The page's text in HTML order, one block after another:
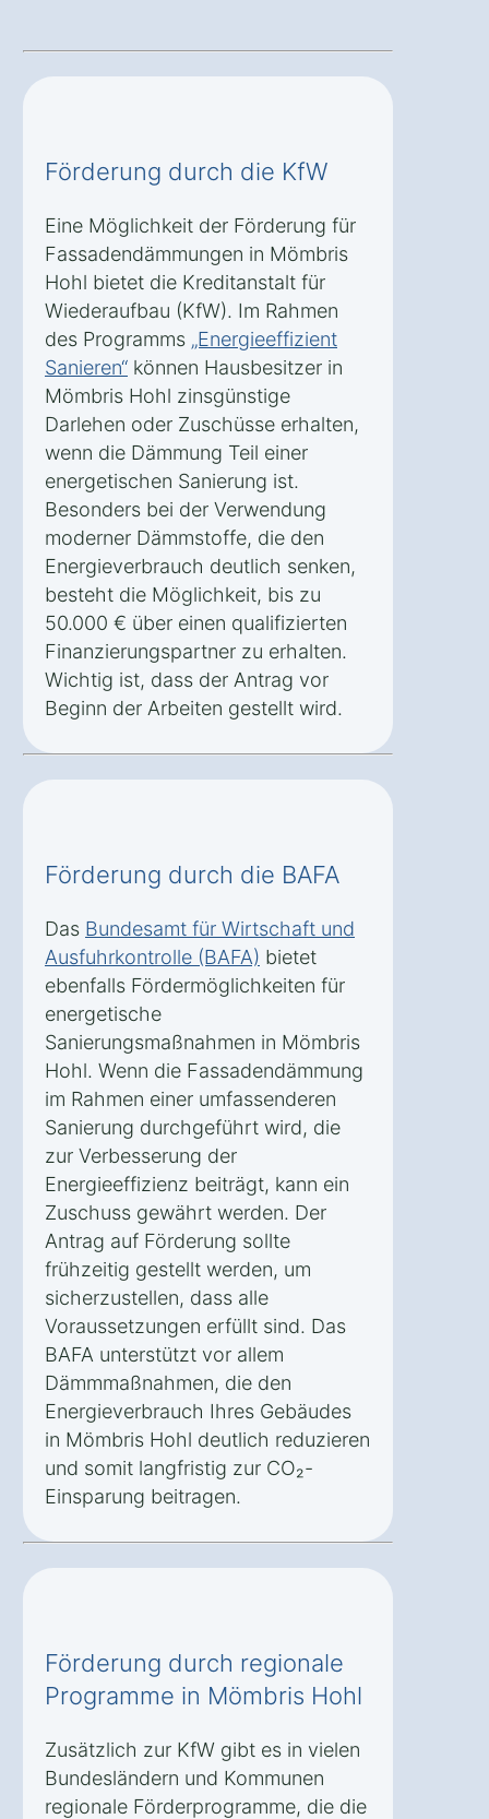
Förderung durch die KfW
Eine Möglichkeit der Förderung für
Fassadendämmungen in Mömbris
Hohl bietet die Kreditanstalt für
Wiederaufbau (KfW). Im Rahmen
des Programms „Energieeffizient
Sanieren“ können Hausbesitzer in
Mömbris Hohl zinsgünstige
Darlehen oder Zuschüsse erhalten,
wenn die Dämmung Teil einer
energetischen Sanierung ist.
Besonders bei der Verwendung
moderner Dämmstoffe, die den
Energieverbrauch deutlich senken,
besteht die Möglichkeit, bis zu
50.000 € über einen qualifizierten
Finanzierungspartner zu erhalten.
Wichtig ist, dass der Antrag vor
Beginn der Arbeiten gestellt wird.
Förderung durch die BAFA
Das Bundesamt für Wirtschaft und
Ausfuhrkontrolle (BAFA) bietet
ebenfalls Fördermöglichkeiten für
energetische
Sanierungsmaßnahmen in Mömbris
Hohl. Wenn die Fassadendämmung
im Rahmen einer umfassenderen
Sanierung durchgeführt wird, die
zur Verbesserung der
Energieeffizienz beiträgt, kann ein
Zuschuss gewährt werden. Der
Antrag auf Förderung sollte
frühzeitig gestellt werden, um
sicherzustellen, dass alle
Voraussetzungen erfüllt sind. Das
BAFA unterstützt vor allem
Dämmmaßnahmen, die den
Energieverbrauch Ihres Gebäudes
in Mömbris Hohl deutlich reduzieren
und somit langfristig zur CO₂-
Einsparung beitragen.
Förderung durch regionale
Programme in Mömbris Hohl
Zusätzlich zur KfW gibt es in vielen
Bundesländern und Kommunen
regionale Förderprogramme, die die